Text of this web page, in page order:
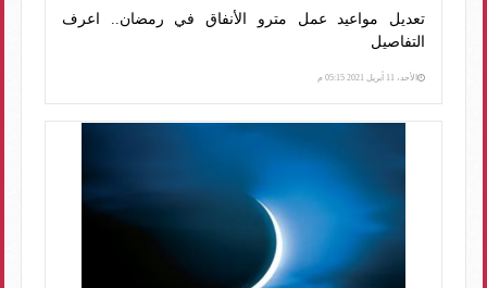
تعديل مواعيد عمل مترو الأنفاق في رمضان.. اعرف
التفاصيل
الأحد، 11 أبريل 2021 05:15 م